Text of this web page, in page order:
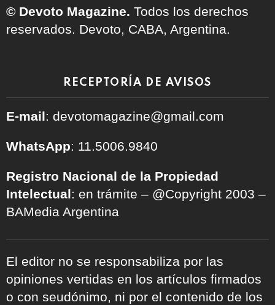
© Devoto Magazine. Todos los derechos
reservados. Devoto, CABA, Argentina.
RECEPTORÍA DE AVISOS
E-mail: devotomagazine@gmail.com
WhatsApp: 11.5006.9840
Registro Nacional de la Propiedad
Intelectual: en trámite – @Copyright 2003 –
BAMedia Argentina
El editor no se responsabiliza por las
opiniones vertidas en los artículos firmados
o con seudónimo, ni por el contenido de los